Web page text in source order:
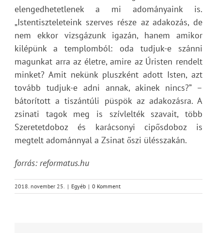
elengedhetetlenek a mi adományaink is.
„Istentiszteleteink szerves része az adakozás, de
nem ekkor vizsgázunk igazán, hanem amikor
kilépünk a templomból: oda tudjuk-e szánni
magunkat arra az életre, amire az Úristen rendelt
minket? Amit nekünk pluszként adott Isten, azt
tovább tudjuk-e adni annak, akinek nincs?” –
bátorított a tiszántúli püspök az adakozásra. A
zsinati tagok meg is szívlelték szavait, több
Szeretetdoboz és karácsonyi cipősdoboz is
megtelt adománnyal a Zsinat őszi ülésszakán.
forrás: reformatus.hu
2018. november 25. | Egyéb | 0 Komment